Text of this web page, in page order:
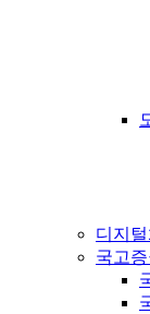
디지털
국고증